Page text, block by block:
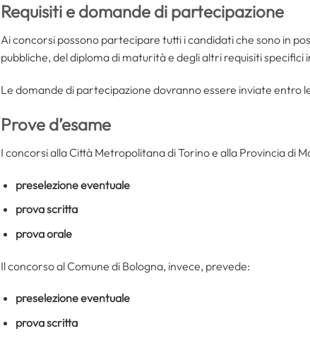
Requisiti e domande di partecipazione
Ai concorsi possono partecipare tutti i candidati che sono in
pubbliche, del diploma di maturità e degli altri requisiti specifici
Le domande di partecipazione dovranno essere inviate
Prove d’esame
I concorsi alla Città Metropolitana di Torino e alla Provincia di
preselezione eventuale
prova scritta
prova orale
Il concorso al Comune di Bologna, invece, prevede:
preselezione eventuale
prova scritta